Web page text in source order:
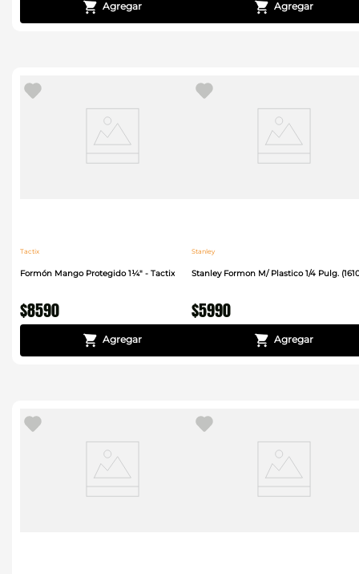
Tactix
Formón Mango Protegido 1¼" - Tactix
$8590
Stanley
Stanley Formon M/ Plastico 1/4 Pulg.
$5990